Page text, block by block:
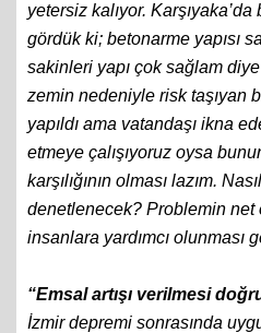
yetersiz kalıyor.
gördük ki; betonarme yapısı
sakinleri yapı çok sağlam
zemin nedeniyle risk taşıyan
yapıldı ama vatandaşı ikna
etmeye çalışıyoruz oysa
karşılığının olması lazım.
denetlenecek? Problemin net
insanlara yardımcı olunması
“Emsal artışı verilmesi
İzmir depremi sonrasında